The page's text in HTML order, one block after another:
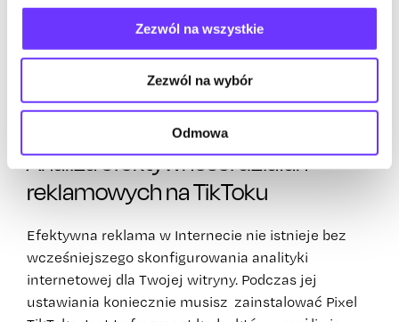
Zezwól na wszystkie
Zezwól na wybór
Odmowa
Co więcej, TikTok Ads Manager udostępnia
reklamodawcom specjalne nakładki na wideo, co
czyni je interesującymi dla użytkowników, co
skłania ich do interakcji z reklamą.
Analiza efektywności działań
reklamowych na TikToku
Efektywna reklama w Internecie nie istnieje bez
wcześniejszego skonfigurowania analityki
internetowej dla Twojej witryny. Podczas jej
ustawiania koniecznie musisz zainstalować Pixel